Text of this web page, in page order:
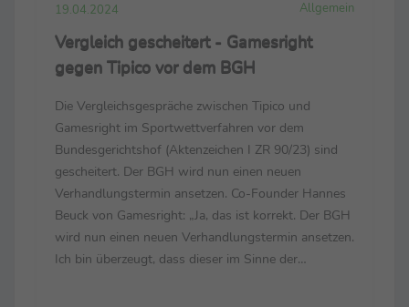
19.04.2024 Allgemein
Vergleich gescheitert - Gamesright
gegen Tipico vor dem BGH
Die Vergleichsgespräche zwischen Tipico und
Gamesright im Sportwettverfahren vor dem
Bundesgerichtshof (Aktenzeichen I ZR 90/23) sind
gescheitert. Der BGH wird nun einen neuen
Verhandlungstermin ansetzen. Co-Founder Hannes
Beuck von Gamesright: „Ja, das ist korrekt. Der BGH
wird nun einen neuen Verhandlungstermin ansetzen.
Ich bin überzeugt, dass dieser im Sinne der